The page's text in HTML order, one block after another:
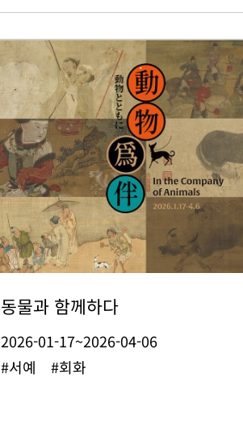
동물과 함께하다
2026-01-17~2026-04-06
#서예 #회화